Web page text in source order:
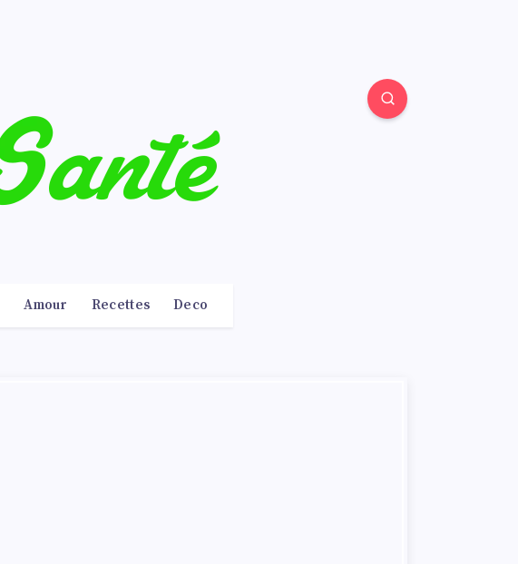
Amour Recettes Deco